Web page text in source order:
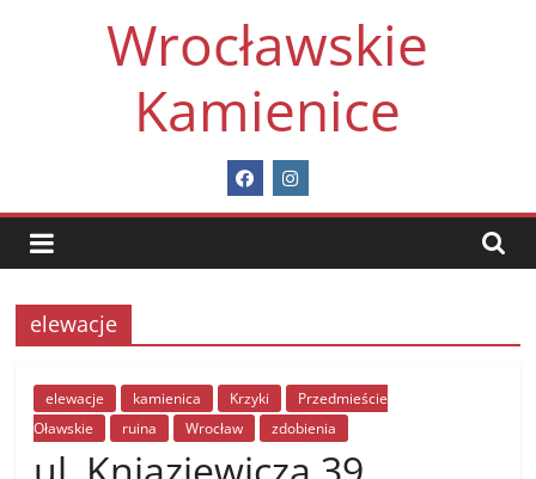
Wrocławskie
Kamienice
elewacje
elewacje kamienica Krzyki
Przedmieście
Oławskie
ruina Wrocław zdobienia